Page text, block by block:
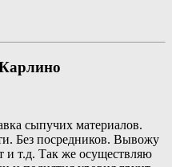
сыпучих материалов.
Без посредников. Вывожу
и т.д. Так же осуществляю